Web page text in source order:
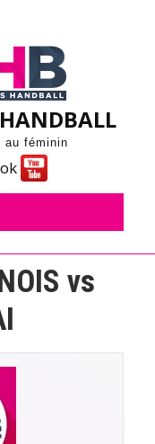
au féminin
vs